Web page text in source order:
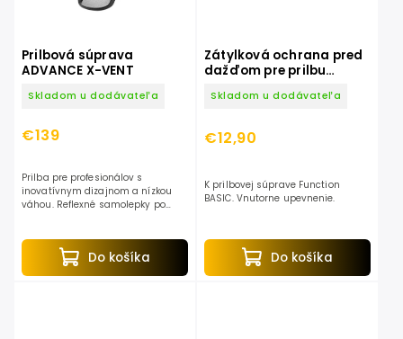
Prilbová súprava
ADVANCE X-VENT
Skladom u dodávateľa
€139
Do košíka
Prilba pre profesionálov s
inovatívnym dizajnom a nízkou
váhou. Reflexné samolepky po
dobrá ochrana hluku SNR 28....
Zátylková ochrana pred
dažďom pre prilbu
Skladom u dodávateľa
€12,90
Do košíka
K prilbovej súprave Function
BASIC. Vnutorne upevnenie.